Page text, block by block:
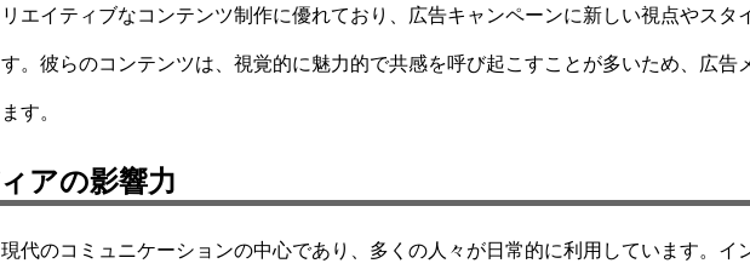
エイティブなコンテンツ制作に優れており、広告キャンペーンに新しい視点やスタ
。彼らのコンテンツは、視覚的に魅力的で共感を呼び起こすことが多いため、広告
す。
アの影響力
代のコミュニケーションの中心であり、多くの人々が日常的に利用しています。イ